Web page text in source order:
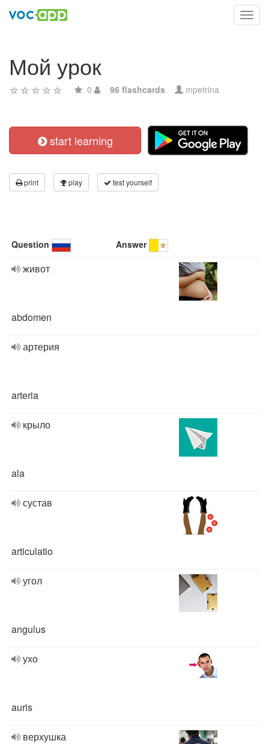
Мой урок
0 96 flashcards mpetrina
start learning
print play test yourself
Question Answer
живот
abdomen
артерия
arteria
крыло
ala
сустав
articulatio
угол
angulus
ухо
auris
верхушка